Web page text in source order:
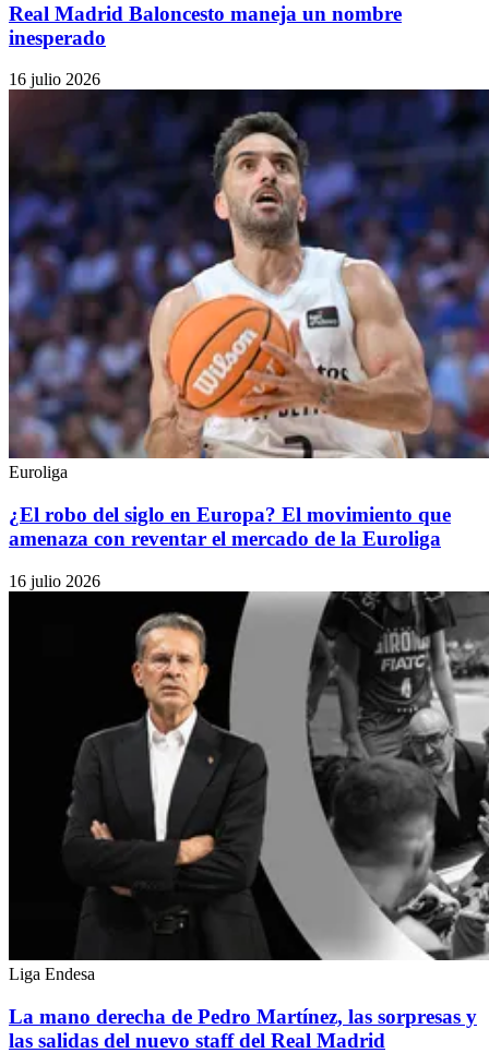
Real Madrid Baloncesto maneja un nombre
inesperado
16 julio 2026
Euroliga
¿El robo del siglo en Europa? El movimiento que
amenaza con reventar el mercado de la Euroliga
16 julio 2026
Liga Endesa
La mano derecha de Pedro Martínez, las sorpresas y
las salidas del nuevo staff del Real Madrid